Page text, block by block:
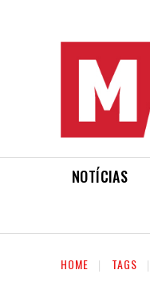
NOTÍCIAS
HOME TAGS